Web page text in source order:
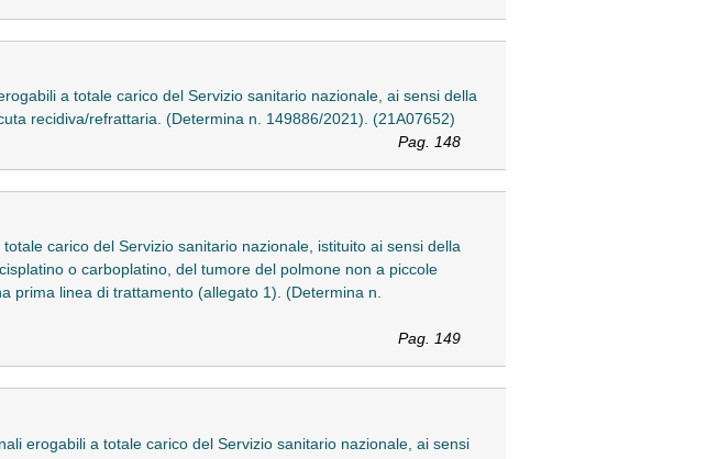
a totale carico del Servizio sanitario nazionale, ai sensi della
recidiva/refrattaria. (Determina n. 149886/2021). (21A07652)
Pag. 148
carico del Servizio sanitario nazionale, istituito ai sensi della
o carboplatino, del tumore del polmone non a piccole
prima linea di trattamento (allegato 1). (Determina n.
Pag. 149
erogabili a totale carico del Servizio sanitario nazionale, ai sensi